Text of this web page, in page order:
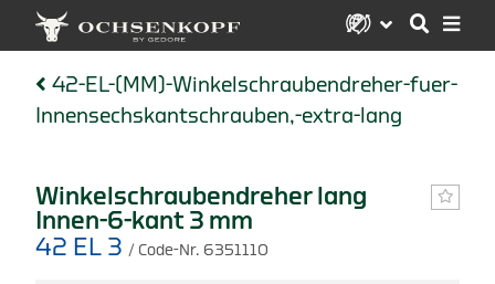
42-EL-(MM)-Winkelschraubendreher-fuer-
Innensechskantschrauben,-extra-lang
Winkelschraubendreher lang
Innen-6-kant 3 mm
42 EL 3 / Code-Nr. 6351110